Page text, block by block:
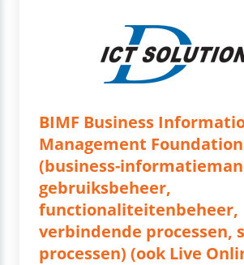
BIMF Business
Management Foundation
(business-
gebruiksbeheer,
functionaliteitenbeheer,
verbindende processen,
processen) (ook Live